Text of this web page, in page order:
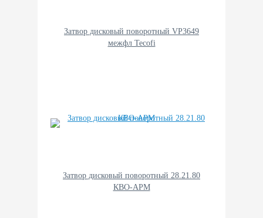
Затвор дисковый поворотный VP3649
межфл Tecofi
Затвор дисковый поворотный 28.21.80
КВО-АРМ